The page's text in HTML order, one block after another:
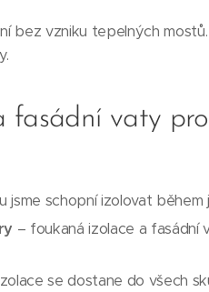
bez vzniku tepelných
fasádní vaty
jsme schopní izolovat během
– foukaná izolace a fasádní
se dostane do všech